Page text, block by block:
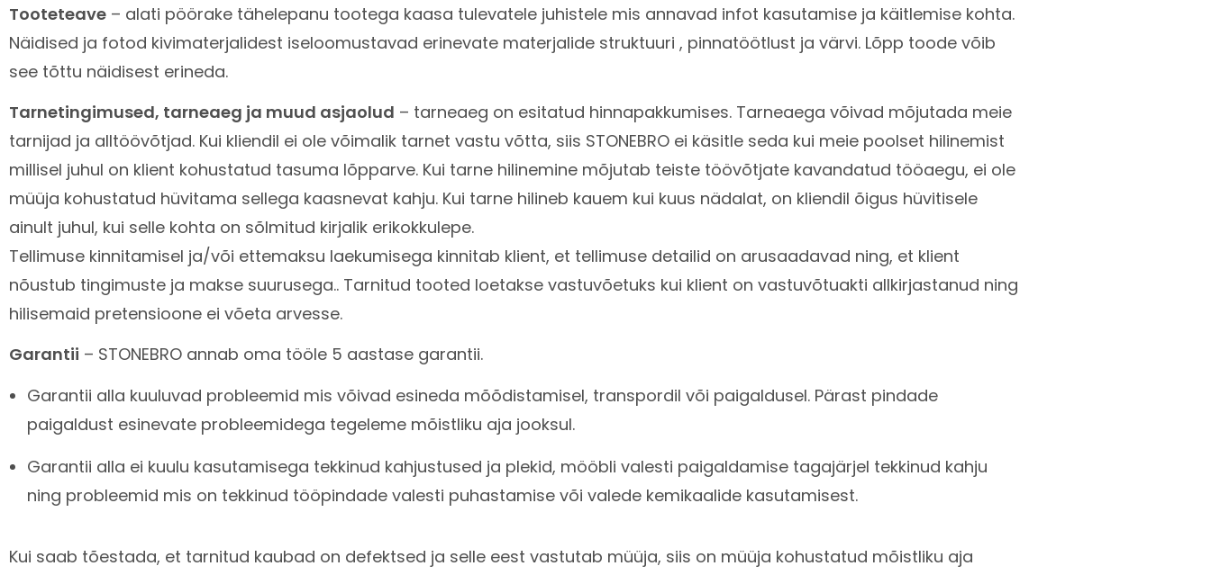
Tooteteave – alati pöörake tähelepanu tootega kaasa tulevatele juhistele mis annavad infot kasutamise ja käitlemise kohta.
Näidised ja fotod kivimaterjalidest iseloomustavad erinevate materjalide struktuuri , pinnatöötlust ja värvi. Lõpp toode võib
see tõttu näidisest erineda.
Tarnetingimused, tarneaeg ja muud asjaolud – tarneaeg on esitatud hinnapakkumises. Tarneaega võivad mõjutada meie
tarnijad ja alltöövõtjad. Kui kliendil ei ole võimalik tarnet vastu võtta, siis STONEBRO ei käsitle seda kui meie poolset hilinemist
millisel juhul on klient kohustatud tasuma lõpparve. Kui tarne hilinemine mõjutab teiste töövõtjate kavandatud tööaegu, ei ole
müüja kohustatud hüvitama sellega kaasnevat kahju. Kui tarne hilineb kauem kui kuus nädalat, on kliendil õigus hüvitisele
ainult juhul, kui selle kohta on sõlmitud kirjalik erikokkulepe.
Tellimuse kinnitamisel ja/või ettemaksu laekumisega kinnitab klient, et tellimuse detailid on arusaadavad ning, et klient
nõustub tingimuste ja makse suurusega.. Tarnitud tooted loetakse vastuvõetuks kui klient on vastuvõtuakti allkirjastanud ning
hilisemaid pretensioone ei võeta arvesse.
Garantii – STONEBRO annab oma tööle 5 aastase garantii.
Garantii alla kuuluvad probleemid mis võivad esineda mõõdistamisel, transpordil või paigaldusel. Pärast pindade
paigaldust esinevate probleemidega tegeleme mõistliku aja jooksul.
Garantii alla ei kuulu kasutamisega tekkinud kahjustused ja plekid, mööbli valesti paigaldamise tagajärjel tekkinud kahju
ning probleemid mis on tekkinud tööpindade valesti puhastamise või valede kemikaalide kasutamisest.
Kui saab tõestada, et tarnitud kaubad on defektsed ja selle eest vastutab müüja, siis on müüja kohustatud mõistliku aja